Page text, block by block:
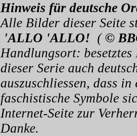
Hinweis für deutsche
Alle Bilder dieser Seite
'ALLO 'ALLO! ( ©
Handlungsort:
dieser Serie auch
auszuschliessen, dass in
faschistische Symbole
Internet-Seite zur
Danke.